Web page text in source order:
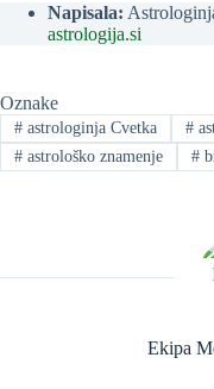
Napisala:
astrologija.si
Oznake
#astrologinja Cvetka #
#astrološko znamenje #
Ekipa